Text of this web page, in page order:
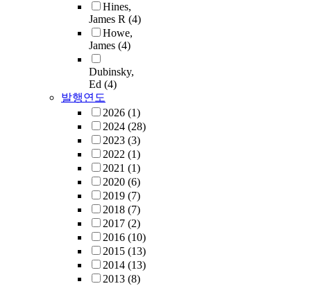
Hines,
James R (4)
Howe,
James (4)
Dubinsky,
Ed (4)
발행연도
2026 (1)
2024 (28)
2023 (3)
2022 (1)
2021 (1)
2020 (6)
2019 (7)
2018 (7)
2017 (2)
2016 (10)
2015 (13)
2014 (13)
2013 (8)